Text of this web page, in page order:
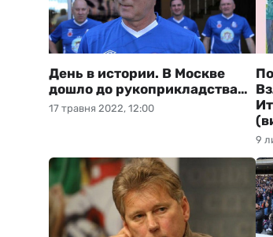
17 травня 2022, 12:00
День в истории. В Москве
дошло до рукоприкладства…
9